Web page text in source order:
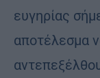
ευγηρίας
αποτέλεσμα